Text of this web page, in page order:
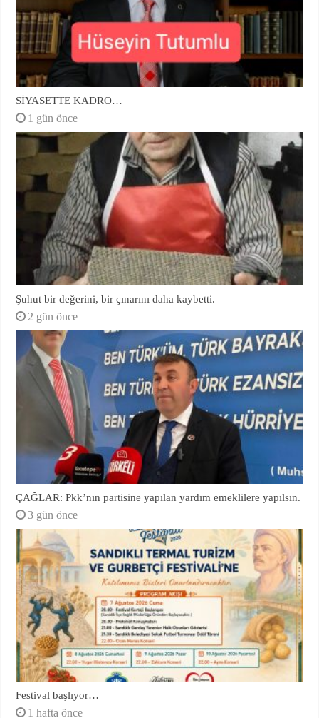
SİYASETTE KADRO…
1 gün önce
Şuhut bir değerini, bir çınarını daha kaybetti.
2 gün önce
ÇAĞLAR: Pkk’nın partisine yapılan yardım emeklilere yapılsın.
3 gün önce
Festival başlıyor…
1 hafta önce